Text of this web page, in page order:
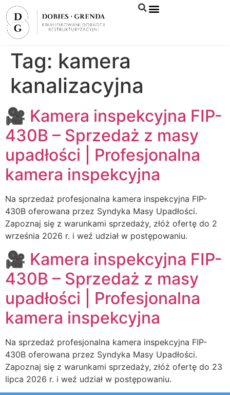
Tag: kamera
kanalizacyjna
🎥 Kamera inspekcyjna FIP-
430B – Sprzedaż z masy
upadłości | Profesjonalna
kamera inspekcyjna
Na sprzedaż profesjonalna kamera inspekcyjna FIP-
430B oferowana przez Syndyka Masy Upadłości.
Zapoznaj się z warunkami sprzedaży, złóż ofertę do 2
września 2026 r. i weź udział w postępowaniu.
🎥 Kamera inspekcyjna FIP-
430B – Sprzedaż z masy
upadłości | Profesjonalna
kamera inspekcyjna
Na sprzedaż profesjonalna kamera inspekcyjna FIP-
430B oferowana przez Syndyka Masy Upadłości.
Zapoznaj się z warunkami sprzedaży, złóż ofertę do 23
lipca 2026 r. i weź udział w postępowaniu.